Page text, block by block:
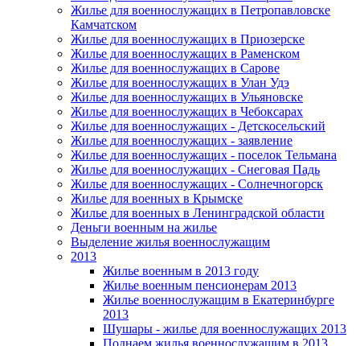
Жилье для военнослужащих в Петропавловске
Камчатском
Жилье для военнослужащих в Приозерске
Жилье для военнослужащих в Раменском
Жилье для военнослужащих в Сарове
Жилье для военнослужащих в Улан Удэ
Жилье для военнослужащих в Ульяновске
Жилье для военнослужащих в Чебоксарах
Жилье для военнослужащих - Детскосельский
Жилье для военнослужащих - заявление
Жилье для военнослужащих - поселок Тельмана
Жилье для военнослужащих - Снеговая Падь
Жилье для военнослужащих - Солнечногорск
Жилье для военных в Крымске
Жилье для военных в Ленинградской области
Деньги военным на жилье
Выделение жилья военнослужащим
2013
Жилье военным в 2013 году
Жилье военным пенсионерам 2013
Жилье военнослужащим в Екатеринбурге
2013
Шушары - жилье для военнослужащих 2013
Поднаем жилья военнослужащим в 2013